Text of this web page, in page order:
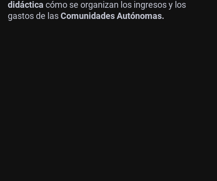
didáctica cómo se organizan los ingresos y los
gastos de lasComunidades Autónomas.